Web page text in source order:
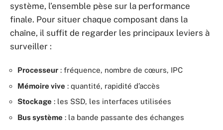
système, l’ensemble pèse sur la performance
finale. Pour situer chaque composant dans la
chaîne, il suffit de regarder les principaux leviers à
surveiller :
Processeur : fréquence, nombre de cœurs, IPC
Mémoire vive : quantité, rapidité d’accès
Stockage : les SSD, les interfaces utilisées
Bus système : la bande passante des échanges